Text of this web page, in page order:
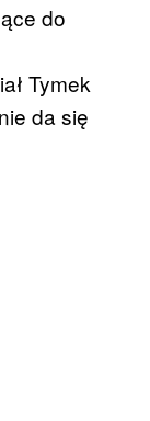
do
Tymek
da się